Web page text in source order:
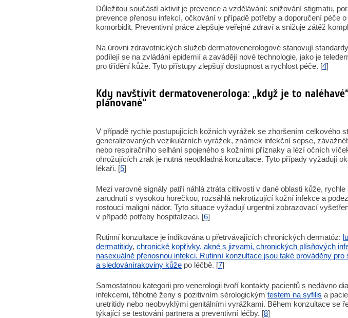
Důležitou součástí aktivit je prevence a vzdělávání: snižování stigmatu,
prevence přenosu infekcí, očkování v případě potřeby a doporučení péče
komorbidit. Preventivní práce zlepšuje veřejné zdraví a snižuje zátěž
Na úrovni zdravotnických služeb dermatovenerologové stanovují
podílejí se na zvládání epidemií a zavádějí nové technologie, jako je
pro třídění kůže. Tyto přístupy zlepšují dostupnost a rychlost péče. [4]
Kdy navštívit dermatovenerologa: „když je to
plánované“
V případě rychle postupujících kožních vyrážek se zhoršením celkového
generalizovaných vezikulárních vyrážek, známek infekční sepse,
nebo respiračního selhání spojeného s kožními příznaky a lézí očních
ohrožujících zrak je nutná neodkladná konzultace. Tyto případy vyžadují
lékaři. [5]
Mezi varovné signály patří náhlá ztráta citlivosti v dané oblasti kůže,
zarudnutí s vysokou horečkou, rozsáhlá nekrotizující kožní infekce a
rostoucí maligní nádor. Tyto situace vyžadují urgentní zobrazovací
v případě potřeby hospitalizaci. [6]
Rutinní konzultace je indikována u přetrvávajících chronických dermatóz:
dermatitidy, chronické kopřivky, akné s jizvami, chronických plísňových
nasexuálně přenosnou infekci. Rutinní konzultace jsou také prováděny pro
a sledovánírakoviny kůže po léčbě. [7]
Samostatnou kategorii pro venerologii tvoří kontakty pacientů s nedávno
infekcemi, těhotné ženy s pozitivním sérologickým testem na syfilis a
uretritidy nebo neobvyklými genitálními vyrážkami. Během konzultace se
týkající se testování partnera a preventivní léčby. [8]